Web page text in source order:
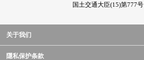
国土交通大臣(15)第777号
关于我们
隱私保护条款